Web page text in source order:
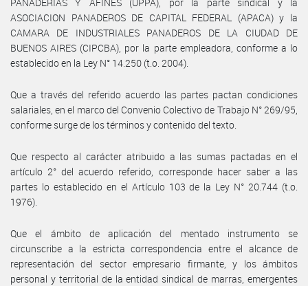
ASOCIACION PANADEROS DE CAPITAL FEDERAL (APACA) y la
CAMARA DE INDUSTRIALES PANADEROS DE LA CIUDAD DE
BUENOS AIRES (CIPCBA), por la parte empleadora, conforme a lo
establecido en la Ley N° 14.250 (t.o. 2004).
Que a través del referido acuerdo las partes pactan condiciones
salariales, en el marco del Convenio Colectivo de Trabajo N° 269/95,
conforme surge de los términos y contenido del texto.
Que respecto al carácter atribuido a las sumas pactadas en el
artículo 2° del acuerdo referido, corresponde hacer saber a las
partes lo establecido en el Artículo 103 de la Ley N° 20.744 (t.o.
1976).
Que el ámbito de aplicación del mentado instrumento se
circunscribe a la estricta correspondencia entre el alcance de
representación del sector empresario firmante, y los ámbitos
personal y territorial de la entidad sindical de marras, emergentes